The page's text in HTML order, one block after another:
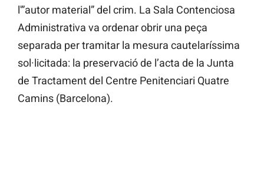
l'”autor material” del crim. La Sala Contenciosa
Administrativa va ordenar obrir una peça
separada per tramitar la mesura cautelaríssima
sol·licitada: la preservació de l’acta de la Junta
de Tractament del Centre Penitenciari Quatre
Camins (Barcelona).